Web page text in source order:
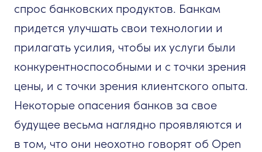
спрос банковских продуктов. Банкам
придется улучшать свои технологии и
прилагать усилия, чтобы их услуги были
конкурентноспособными и с точки зрения
цены, и с точки зрения клиентского опыта.
Некоторые опасения банков за свое
будущее весьма наглядно проявляются и
в том, что они неохотно говорят об Open